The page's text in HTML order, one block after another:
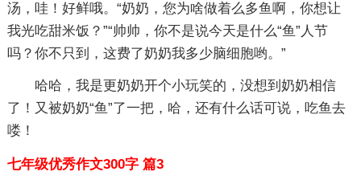
汤，哇！好鲜哦。“奶奶，您为啥做着么多鱼啊，你想让
我光吃甜米饭？”“帅帅，你不是说今天是什么“鱼”人节
吗？你不只到，这费了奶奶我多少脑细胞哟。”
哈哈，我是更奶奶开个小玩笑的，没想到奶奶相信
了！又被奶奶“鱼”了一把，哈，还有什么话可说，吃鱼去
喽！
七年级优秀作文300字 篇3